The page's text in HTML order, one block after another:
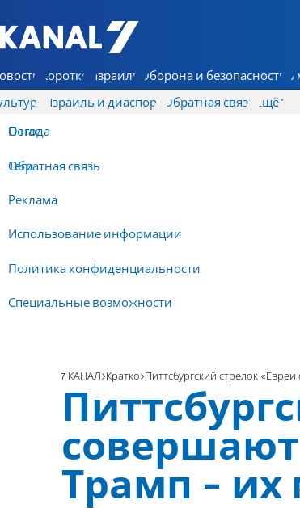
7 КАНАЛ - Аруц Шева
Коротко Израиль Оборона и безопасность В
Израиль и диаспора Обратная связь
О нас
Обратная связь
Реклама
Использование информации
Политика конфиденциальности
Специальные возможности
Ещё
Погода
Теги
7 КАНАЛ Кратко Питтсбургский стрелок
Трамп - их